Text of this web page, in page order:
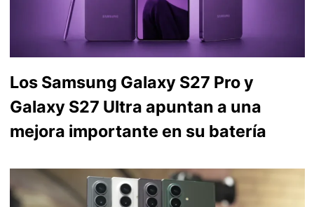
Los Samsung Galaxy S27 Pro y
Galaxy S27 Ultra apuntan a una
mejora importante en su batería